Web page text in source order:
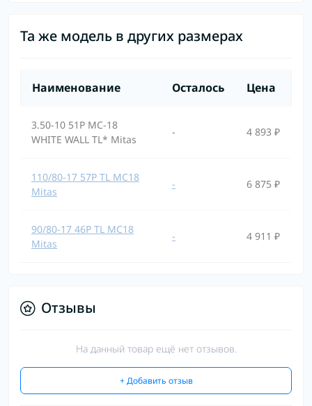
Та же модель в других размерах
Наименование Осталось Цена
3.50-10 51P MC-18
WHITE WALL TL* Mitas
- 4 893 ₽
110/80-17 57P TL MC18
Mitas
- 6 875 ₽
90/80-17 46P TL MC18
Mitas
- 4 911 ₽
Отзывы
На данный товар ещё нет отзывов.
+ Добавить отзыв